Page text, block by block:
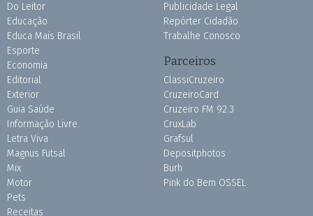
Do Leitor
Educação
Educa Mais Brasil
Esporte
Economia
Editorial
Exterior
Guia Saúde
Informação Livre
Letra Viva
Magnus Futsal
Mix
Motor
Pets
Receitas
Publicidade Legal
Repórter Cidadão
Trabalhe Conosco
Parceiros
ClassiCruzeiro
CruzeiroCard
Cruzeiro FM 92.3
CruxLab
Grafsul
Depositphotos
Burh
Pink do Bem OSSEL